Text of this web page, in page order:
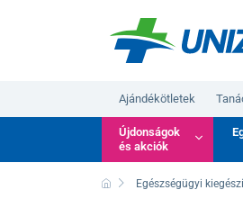
Ajándékötletek
Újdonságok
és akciók
Egészségügyi